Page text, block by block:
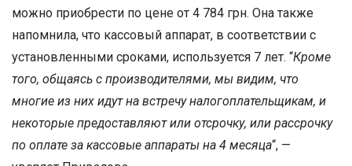
можно приобрести по цене от 4 784 грн. Она также
напомнила, что кассовый аппарат, в соответствии с
установленными сроками, используется 7 лет. “Кроме
того, общаясь с производителями, мы видим, что
многие из них идут на встречу налогоплательщикам, и
некоторые предоставляют или отсрочку, или рассрочку
по оплате за кассовые аппараты на 4 месяца“, —